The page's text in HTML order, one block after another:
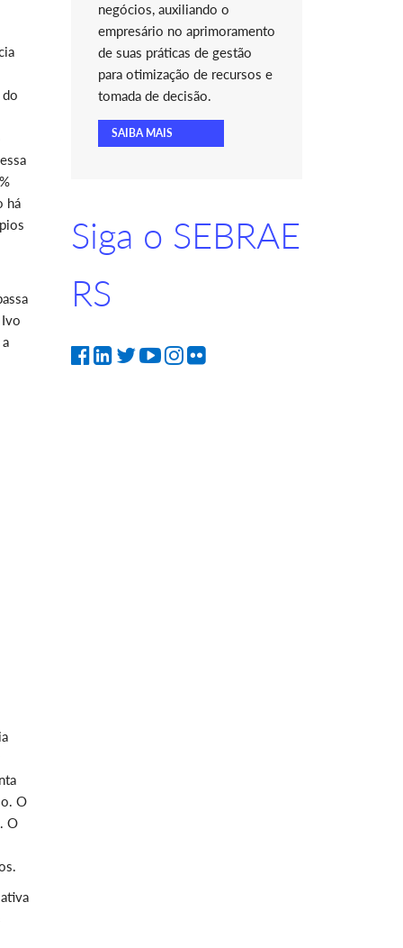
há
O
O
negócios, auxiliando o
empresário no aprimoramento
de suas práticas de gestão
para otimização de recursos e
tomada de decisão.
SAIBA MAIS
Siga o SEBRAE
RS